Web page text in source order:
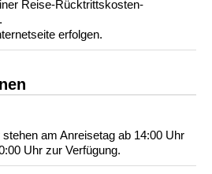
Reise-Rücktrittskosten-
erfolgen.
am Anreisetag ab 14:00 Uhr
Uhr zur Verfügung.